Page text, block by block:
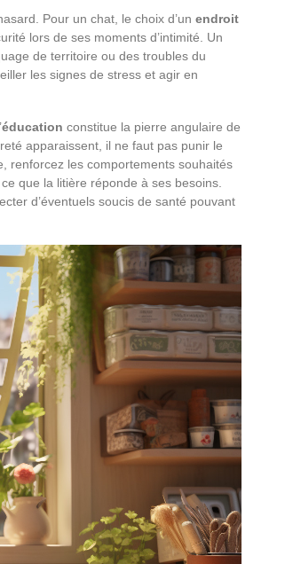
Pour un chat, le choix d’un endroit
lors de ses moments d’intimité. Un
de territoire ou des troubles du
les signes de stress et agir en
éducation constitue la pierre angulaire de
apparaissent, il ne faut pas punir le
renforcez les comportements souhaités
que la litière réponde à ses besoins.
d’éventuels soucis de santé pouvant